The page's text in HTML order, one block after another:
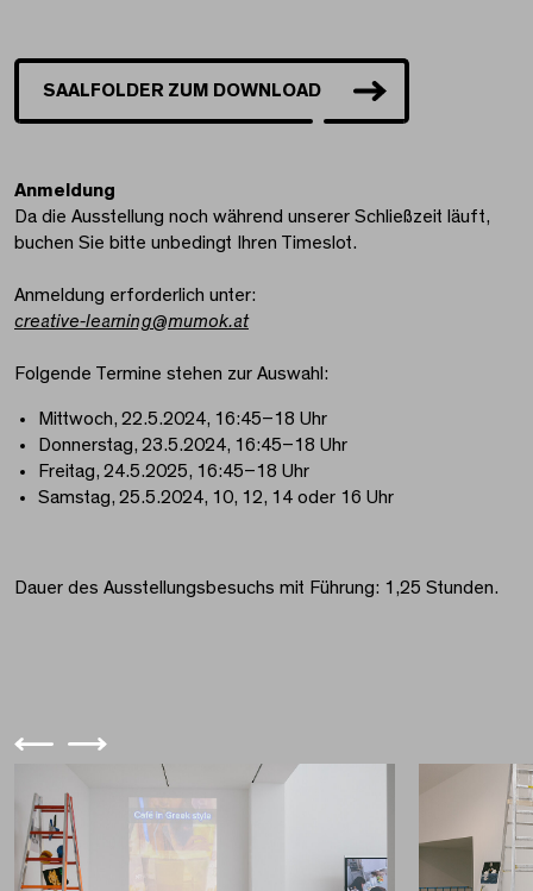
SAALFOLDER ZUM DOWNLOAD
Anmeldung
Da die Ausstellung noch während unserer Schließzeit läuft,
buchen Sie bitte unbedingt Ihren Timeslot.
Anmeldung erforderlich unter:
creative-learning@mumok.at
Folgende Termine stehen zur Auswahl:
Mittwoch, 22.5.2024, 16:45–18 Uhr
Donnerstag, 23.5.2024, 16:45–18 Uhr
Freitag, 24.5.2025, 16:45–18 Uhr
Samstag, 25.5.2024, 10, 12, 14 oder 16 Uhr
Dauer des Ausstellungsbesuchs mit Führung: 1,25 Stunden.